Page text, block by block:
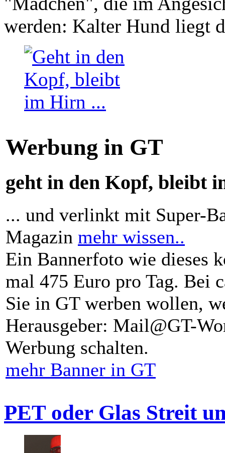
werden: Kalter Hund liegt
Werbung in GT
geht in den Kopf, bleibt
... und verlinkt mit Super-
Magazin mehr wissen..
Ein Bannerfoto wie dieses
mal 475 Euro pro Tag. Bei
Sie in GT werben wollen,
Herausgeber: Mail@GT-
Werbung schalten.
mehr Banner in GT
PET oder Glas Streit